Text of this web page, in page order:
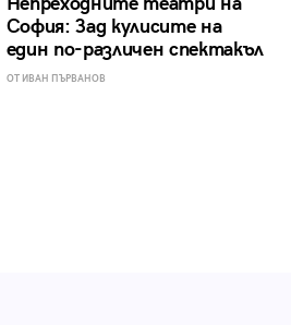
София: Зад кулисите на
един по-различен спектакъл
ОТ ИВАН ПЪРВАНОВ